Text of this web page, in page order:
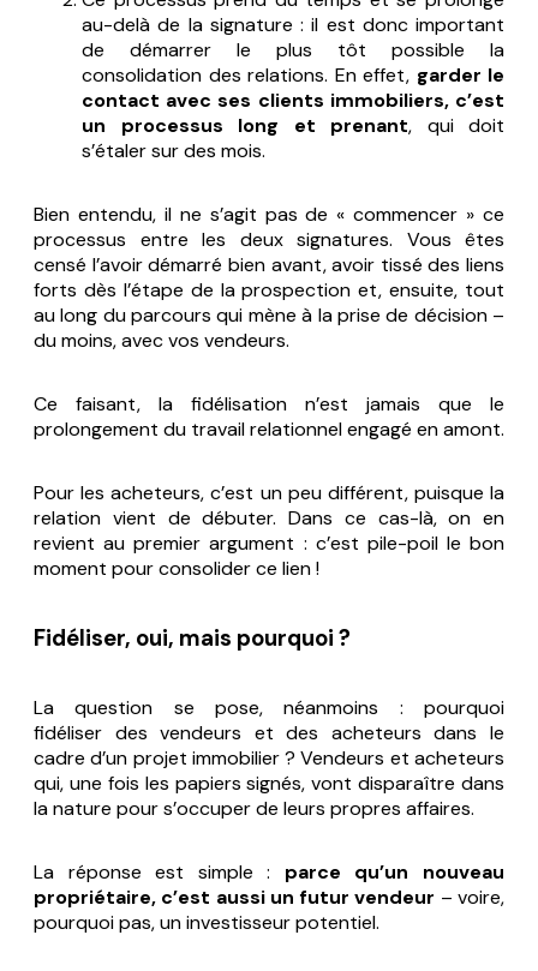
au-delà de la signature : il est donc important
de démarrer le plus tôt possible la
consolidation des relations. En effet, garder le
contact avec ses clients immobiliers, c’est
un processus long et prenant, qui doit
s’étaler sur des mois.
Bien entendu, il ne s’agit pas de « commencer » ce
processus entre les deux signatures. Vous êtes
censé l’avoir démarré bien avant, avoir tissé des liens
forts dès l’étape de la prospection et, ensuite, tout
au long du parcours qui mène à la prise de décision –
du moins, avec vos vendeurs.
Ce faisant, la fidélisation n’est jamais que le
prolongement du travail relationnel engagé en amont.
Pour les acheteurs, c’est un peu différent, puisque la
relation vient de débuter. Dans ce cas-là, on en
revient au premier argument : c’est pile-poil le bon
moment pour consolider ce lien !
Fidéliser, oui, mais pourquoi ?
La question se pose, néanmoins : pourquoi
fidéliser des vendeurs et des acheteurs dans le
cadre d’un projet immobilier ? Vendeurs et acheteurs
qui, une fois les papiers signés, vont disparaître dans
la nature pour s’occuper de leurs propres affaires.
La réponse est simple : parce qu’un nouveau
propriétaire, c’est aussi un futur vendeur – voire,
pourquoi pas, un investisseur potentiel.